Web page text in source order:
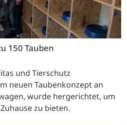
150 Tauben
und Tierschutz
neuen Taubenkonzept an
wurde hergerichtet, um
zu bieten.